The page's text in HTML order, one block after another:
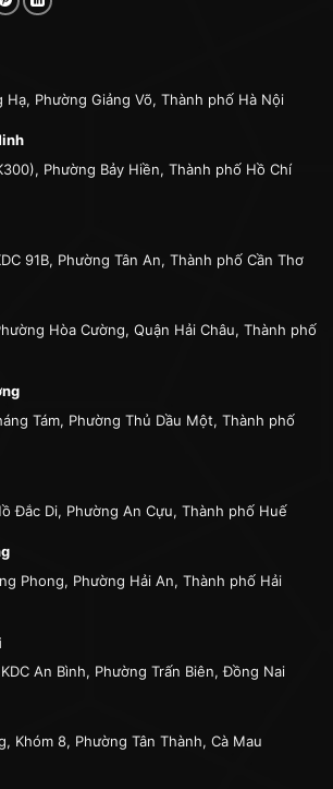
Hạ, Phường Giảng Võ, Thành phố Hà Nội
Phường Bảy Hiền, Thành phố Hồ Chí
91B, Phường Tân An, Thành phố Cần Thơ
Hòa Cường, Quận Hải Châu, Thành phố
Tám, Phường Thủ Dầu Một, Thành phố
Đắc Di, Phường An Cựu, Thành phố Huế
Phong, Phường Hải An, Thành phố Hải
An Bình, Phường Trấn Biên, Đồng Nai
Khóm 8, Phường Tân Thành, Cà Mau